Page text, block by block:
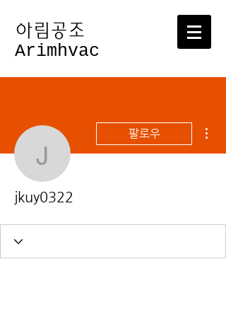
​아림공조
Arimhvac
jkuy0322
팔로우
jkuy0322